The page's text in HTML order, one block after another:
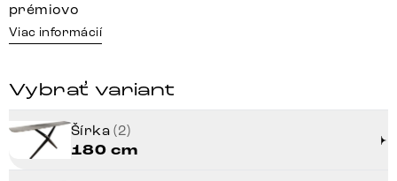
prémiovo
Viac informácií
Vybrať variant
Šírka(2)
180 cm